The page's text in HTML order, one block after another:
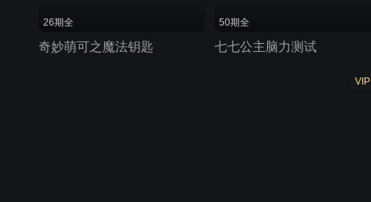
26期全
奇妙萌可之魔法钥匙
50期全
七七公主脑力测试
VIP